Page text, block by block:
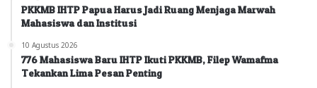
PKKMB IHTP Papua Harus Jadi Ruang Menjaga Marwah
Mahasiswa dan Institusi
10 Agustus 2026
776 Mahasiswa Baru IHTP Ikuti PKKMB, Filep Wamafma
Tekankan Lima Pesan Penting